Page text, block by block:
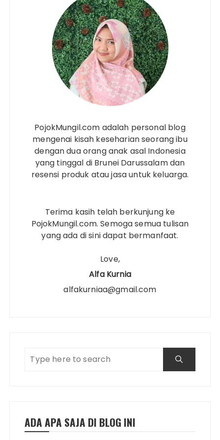
PojokMungil.com adalah personal blog
mengenai kisah keseharian seorang ibu
dengan dua orang anak asal Indonesia
yang tinggal di Brunei Darussalam dan
resensi produk atau jasa untuk keluarga.
Terima kasih telah berkunjung ke
PojokMungil.com. Semoga semua tulisan
yang ada di sini dapat bermanfaat.
Love,
Alfa Kurnia
alfakurniaa@gmail.com
ADA APA SAJA DI BLOG INI